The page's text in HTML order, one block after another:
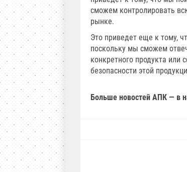
сможем контролировать
рынке.
Это приведет еще к тому,
поскольку мы сможем
конкретного продукта или
безопасности этой
Больше новостей АПК — в